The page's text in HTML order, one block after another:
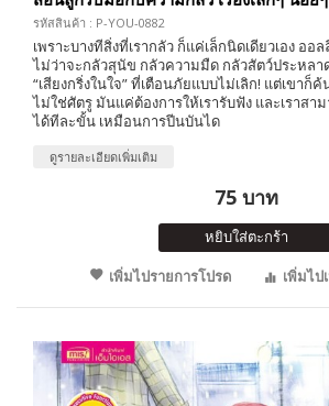
รหัสสินค้า : P-YOU-0882
เพราะบางทีสิ่งที่เรากลัว ก็แค่เล็กนิดเดียวเอง ออ
ไม่ว่าจะกลัวสุนัข กลัวความมืด กลัวสัตว์ประหล
“เสียงกริ่งในใจ” ที่เตือนภัยแบบไม่เลิก! แต่เขาก็
ไม่ใช่ศัตรู มันแค่ต้องการให้เรารับฟัง และเราสา
ได้ทีละขั้น เหมือนการปีนบันได
ดูรายละเอียดเพิ่มเติม
75 บาท
หยิบใส่ตะกร้า
เพิ่มไปรายการโปรด
เพิ่มไป